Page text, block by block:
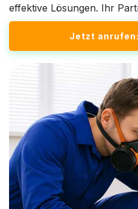
effektive Lösungen. Ihr
Jetzt